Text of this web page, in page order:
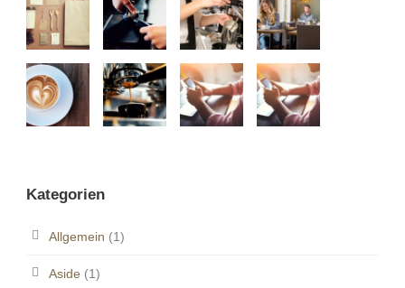
Kategorien
Allgemein (1)
Aside (1)